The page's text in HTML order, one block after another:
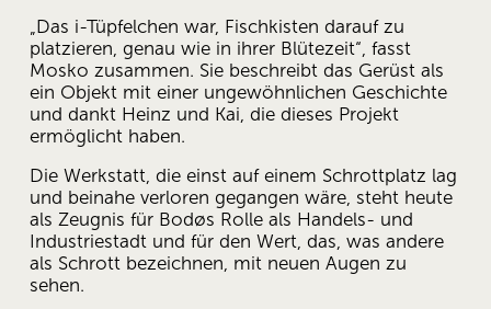
„Das i-Tüpfelchen war, Fischkisten darauf zu
platzieren, genau wie in ihrer Blütezeit“, fasst
Mosko zusammen. Sie beschreibt das Gerüst als
ein Objekt mit einer ungewöhnlichen Geschichte
und dankt Heinz und Kai, die dieses Projekt
ermöglicht haben.
Die Werkstatt, die einst auf einem Schrottplatz lag
und beinahe verloren gegangen wäre, steht heute
als Zeugnis für Bodøs Rolle als Handels- und
Industriestadt und für den Wert, das, was andere
als Schrott bezeichnen, mit neuen Augen zu
sehen.